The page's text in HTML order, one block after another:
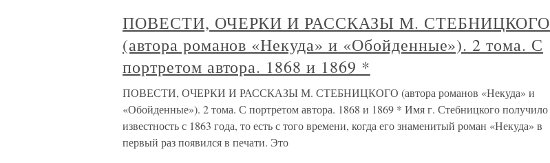
ПОВЕСТИ, ОЧЕРКИ И РАССКАЗЫ М. СТЕБНИЦКОГО
(автора романов «Некуда» и «Обойденные»). 2 тома. С
портретом автора. 1868 и 1869 *
ПОВЕСТИ, ОЧЕРКИ И РАССКАЗЫ М. СТЕБНИЦКОГО (автора романов «Некуда» и
«Обойденные»). 2 тома. С портретом автора. 1868 и 1869 * Имя г. Стебницкого получило
известность с 1863 года, то есть с того времени, когда его знаменитый роман «Некуда» в
первый раз появился в печати. Это